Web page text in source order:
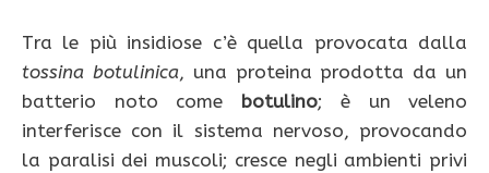
Tra le più insidiose c’è quella provocata dalla
tossina botulinica, una proteina prodotta da un
batterio noto come botulino; è un veleno
interferisce con il sistema nervoso, provocando
la paralisi dei muscoli; cresce negli ambienti privi